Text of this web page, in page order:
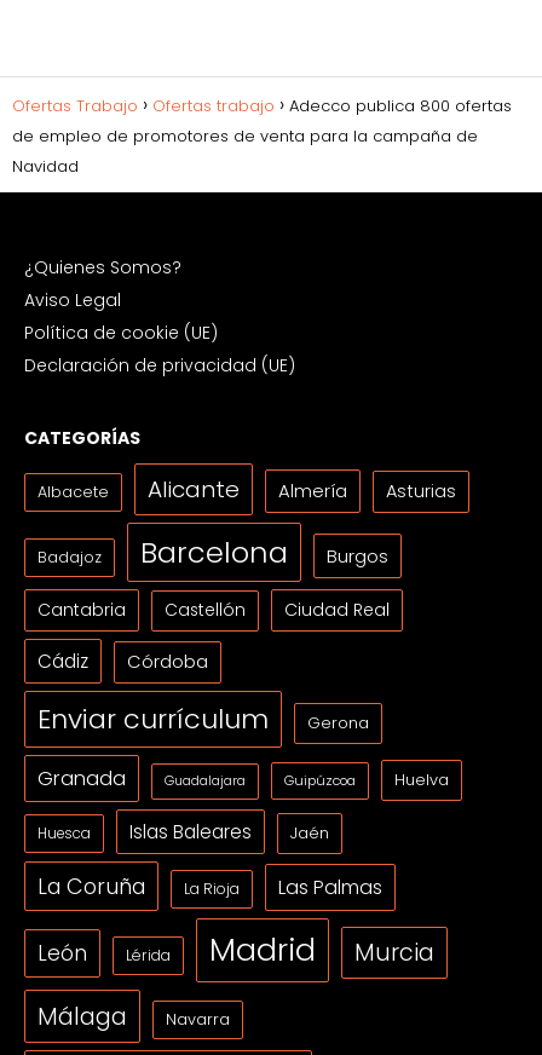
Ofertas Trabajo Ofertas trabajo
Adecco publica 800 ofertas
de empleo de promotores de venta para la campaña de
Navidad
¿Quienes Somos?
Aviso Legal
Política de cookie (UE)
Declaración de privacidad (UE)
CATEGORÍAS
Albacete Alicante Almería Asturias
Badajoz Barcelona Burgos
Cantabria Castellón Ciudad Real
Cádiz Córdoba
Enviar currículum Gerona
Granada Guadalajara Guipúzcoa Huelva
Huesca Islas Baleares Jaén
La Coruña La Rioja Las Palmas
León Lérida Madrid Murcia
Málaga Navarra